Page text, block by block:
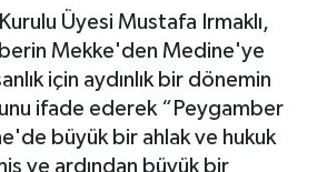
Üyesi Mustafa Irmaklı,
Mekke'den Medine'ye
için aydınlık bir dönemin
ifade ederek “Peygamber
büyük bir ahlak ve hukuk
ve ardından büyük bir